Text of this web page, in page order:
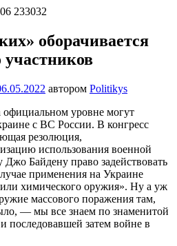
оборачивается
участников
автором Politikys
уровне могут
с ВС России. В конгресс
резолюция,
использования военной
Байдену право задействовать
применения на Украине
или химического оружия». Ну а уж
массового поражения там,
— мы все знаем по знаменитой
последовавшей затем войне в